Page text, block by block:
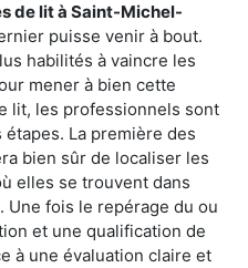
de lit à Saint-Michel-
puisse venir à bout.
habilités à vaincre les
mener à bien cette
lit, les professionnels sont
La première des
bien sûr de localiser les
elles se trouvent dans
Une fois le repérage du ou
et une qualification de
à une évaluation claire et